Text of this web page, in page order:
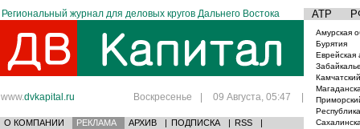
Региональный журнал для деловых кругов Дальнего Востока АТР
www.dvkapital.ru Воскресенье | 09 Августа, 05:47 |
О КОМПАНИИ РЕКЛАМА АРХИВ | ПОДПИСКА | RSS |
Амурская
Бурятия
Еврейская